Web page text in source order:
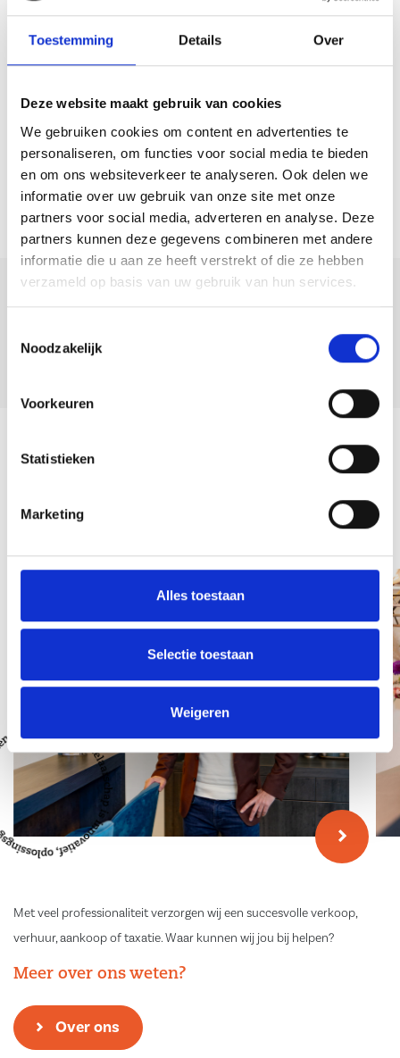
Toestemming Details Over
Deze website maakt gebruik van cookies
We gebruiken cookies om content en advertenties te
personaliseren, om functies voor social media te bieden
en om ons websiteverkeer te analyseren. Ook delen we
informatie over uw gebruik van onze site met onze
partners voor social media, adverteren en analyse. Deze
partners kunnen deze gegevens combineren met andere
informatie die u aan ze heeft verstrekt of die ze hebben
verzameld op basis van uw gebruik van hun services.
Noodzakelijk
Voorkeuren
Statistieken
Marketing
Alles toestaan
Selectie toestaan
Weigeren
– Energielabel: A;
– Perceeloppervlakte: 108 m²;
– Bouwjaar: 2019.
Heb je interesse om deze woning vrijblijvend te bezichtigen? Wij
nodigen je van harte uit om op uw gemak eens rond te kijken! Maak
eenvoudig een afspraak door ons te bellen of een mail te sturen.
Terug naar overzicht
Met veel professionaliteit verzorgen wij een succesvolle verkoop,
verhuur, aankoop of taxatie. Waar kunnen wij jou bij helpen?
Meer over ons weten?
Over ons